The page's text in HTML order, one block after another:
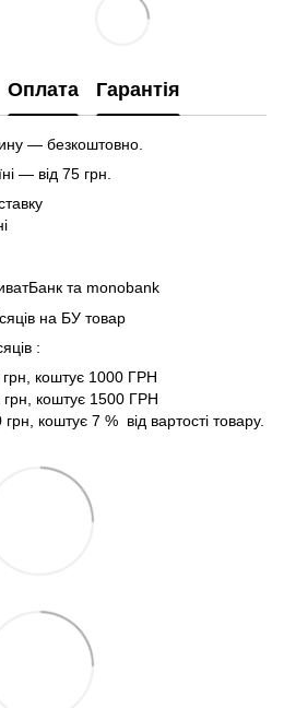
Оплата Гарантія
— безкоштовно.
— від 75 грн.
та monobank
на БУ товар
:
грн, коштує 1000 ГРН
грн, коштує 1500 ГРН
коштує 7 % від вартості товару.